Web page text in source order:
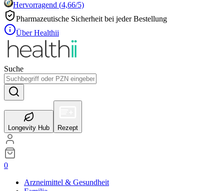
Hervorragend (4,66/5)
Pharmazeutische Sicherheit bei jeder Bestellung
Über Healthii
Suche
Longevity Hub Rezept
0
Arzneimittel & Gesundheit